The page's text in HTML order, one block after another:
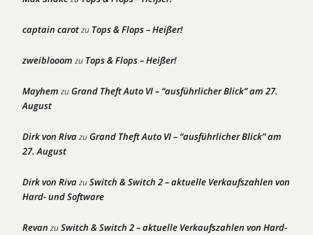
captain carotzu Tops & Flops – Heißer!
zweiblooom zu Tops & Flops – Heißer!
Mayhem zuGrand Theft Auto VI – “ausführlicher Blick” am 27.
August
Dirk von RivazuGrand Theft Auto VI – “ausführlicher Blick” am
27. August
Dirk von RivazuSwitch & Switch 2 – aktuelle Verkaufszahlen von
Hard- und Software
Revan zuSwitch & Switch 2 – aktuelle Verkaufszahlen von Hard-